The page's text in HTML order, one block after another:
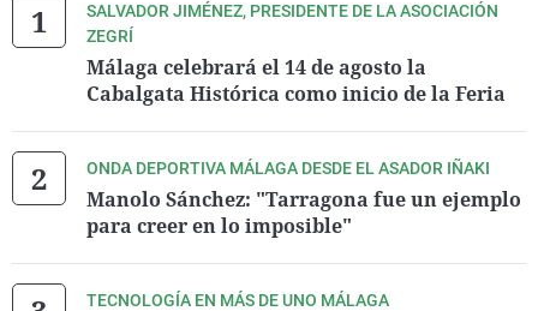
SALVADOR JIMÉNEZ, PRESIDENTE DE LA ASOCIACIÓN
ZEGRÍ
Málaga celebrará el 14 de agosto la
Cabalgata Histórica como inicio de la Feria
ONDA DEPORTIVA MÁLAGA DESDE EL ASADOR IÑAKI
Manolo Sánchez: "Tarragona fue un ejemplo
para creer en lo imposible"
TECNOLOGÍA EN MÁS DE UNO MÁLAGA